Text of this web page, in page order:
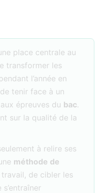
place centrale au
transformer les
l’année en
tenir face à un
épreuves du bac.
sur la qualité de la
à relire ses
méthode de
travail, de cibler les